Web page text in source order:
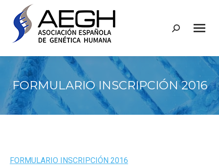
Buscar:
FORMULARIO INSCRIPCIÓN 2016
FORMULARIO INSCRIPCIÓN 2016